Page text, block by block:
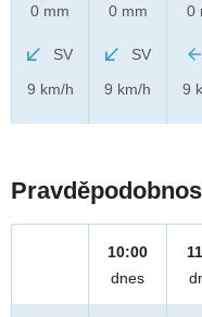
0 mm
SV
9 km/h
0 mm
SV
9 km/h
0
9
10:00
dnes